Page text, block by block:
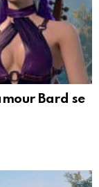
Bard se